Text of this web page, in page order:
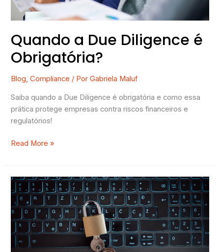
Quando a Due Diligence é
Obrigatória?
Blog,Compliance / PorGabriela Maluf
Saiba quando a Due Diligence é obrigatória e como essa
prática protege empresas contra riscos financeiros e
regulatórios!
Read More »
O
que
pode
ser
denunciado